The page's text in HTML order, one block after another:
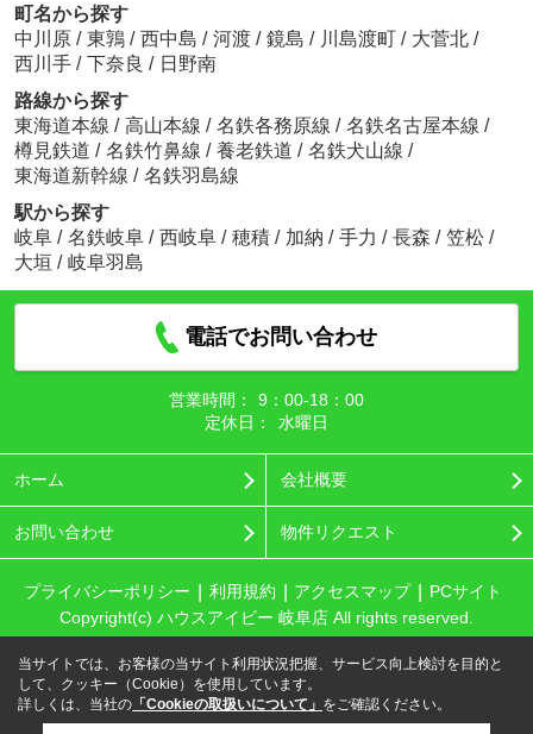
町名から探す
中川原 / 東鶉 / 西中島 / 河渡 / 鏡島 / 川島渡町 / 大菅北 /
西川手 / 下奈良 / 日野南
路線から探す
東海道本線 / 高山本線 / 名鉄各務原線 / 名鉄名古屋本線 /
樽見鉄道 / 名鉄竹鼻線 / 養老鉄道 / 名鉄犬山線 /
東海道新幹線 / 名鉄羽島線
駅から探す
岐阜 / 名鉄岐阜 / 西岐阜 / 穂積 / 加納 / 手力 / 長森 / 笠松 /
大垣 / 岐阜羽島
電話でお問い合わせ
営業時間：
9：00‐18：00
定休日：
水曜日
ホーム 会社概要
お問い合わせ 物件リクエスト
プライバシーポリシー 利用規約 アクセスマップ
PCサイト
Copyright(c) ハウスアイビー 岐阜店 All rights reserved.
当サイトでは、お客様の当サイト利用状況把握、サービス向上検討を目的と
して、クッキー（Cookie）を使用しています。
詳しくは、当社の 「Cookieの取扱いについて」 をご確認ください。